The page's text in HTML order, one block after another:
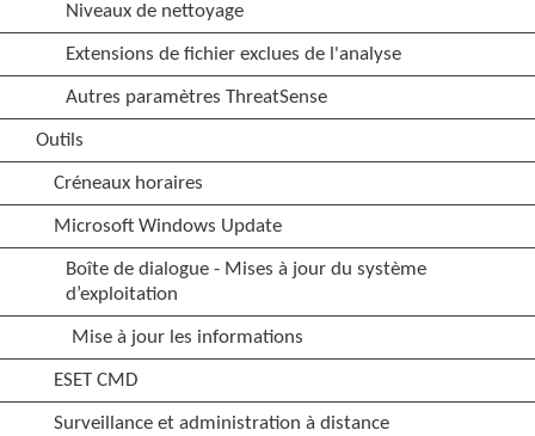
Niveaux de nettoyage
Extensions de fichier exclues de l'analyse
Autres paramètres ThreatSense
Outils
Créneaux horaires
Microsoft Windows Update
Boîte de dialogue - Mises à jour du système
d’exploitation
Mise à jour les informations
ESET CMD
Surveillance et administration à distance